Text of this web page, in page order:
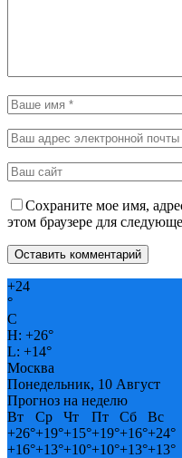
Сохраните мое имя,
этом браузере для
+24
°
C
H: +26°
L: +14°
Москва
Понедельник, 10 Август
Прогноз на неделю
Вт
Ср Чт Пт Сб
Вс
+26°+19°+15°+19°+16°+24°
+16°+13°+10°+10°+13°+13°